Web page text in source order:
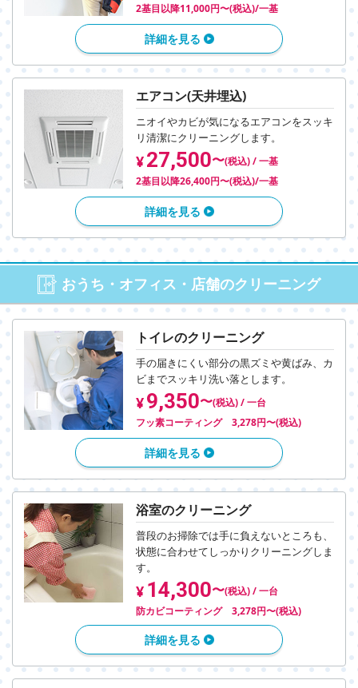
2基目以降11,000円〜(税込)/一基
詳細を見る
エアコン(天井埋込)
ニオイやカビが気になるエアコンをスッキ
リ清潔にクリーニングします。
¥27,500〜(税込) / 一基
2基目以降26,400円〜(税込)/一基
詳細を見る
おうち・オフィス・店舗のクリーニング
トイレのクリーニング
手の届きにくい部分の黒ズミや黄ばみ、 カ
ビまでスッキリ洗い落とします。
¥9,350〜(税込) / 一台
フッ素コーティング 3,278円〜(税込)
詳細を見る
浴室のクリーニング
普段のお掃除では手に負えないところも、
状態に合わせてしっかりクリーニングしま
す。
¥ 14,300〜(税込) / 一台
防カビコーティング 3,278円〜(税込)
詳細を見る